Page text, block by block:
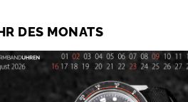
DES MONATS